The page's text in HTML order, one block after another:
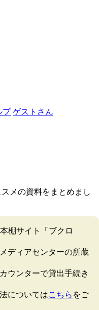
プ ゲストさん
メの資料をまとめまし
棚サイト「ブクロ
ディアセンターの所蔵
ウンターで貸出手続き
についてはこちら をご